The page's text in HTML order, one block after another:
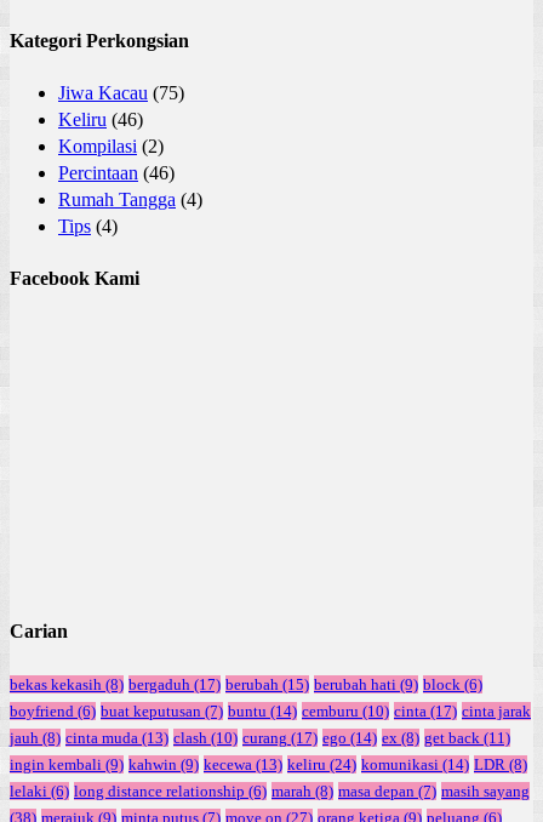
Kategori Perkongsian
Jiwa Kacau (75)
Keliru (46)
Kompilasi (2)
Percintaan (46)
Rumah Tangga (4)
Tips (4)
Facebook Kami
Carian
bekas kekasih (8) bergaduh (17) berubah (15) berubah hati (9) block (6)
boyfriend (6) buat keputusan (7) buntu (14) cemburu (10) cinta (17) cinta jarak
jauh (8) cinta muda (13) clash (10) curang (17) ego (14) ex (8) get back (11)
ingin kembali (9) kahwin (9) kecewa (13) keliru (24) komunikasi (14) LDR (8)
lelaki (6) long distance relationship (6) marah (8) masa depan (7) masih sayang
(38) merajuk (9) minta putus (7) move on (27) orang ketiga (9) peluang (6)